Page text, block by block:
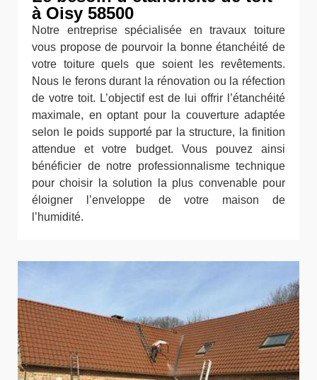
à Oisy 58500
Notre entreprise spécialisée en travaux toiture
vous propose de pourvoir la bonne étanchéité de
votre toiture quels que soient les revêtements.
Nous le ferons durant la rénovation ou la réfection
de votre toit. L’objectif est de lui offrir l’étanchéité
maximale, en optant pour la couverture adaptée
selon le poids supporté par la structure, la finition
attendue et votre budget. Vous pouvez ainsi
bénéficier de notre professionnalisme technique
pour choisir la solution la plus convenable pour
éloigner l’enveloppe de votre maison de
l’humidité.